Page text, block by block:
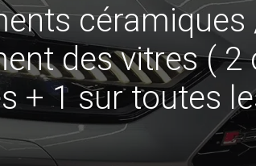
céramiques
des vitres ( 2
+ 1 sur toutes